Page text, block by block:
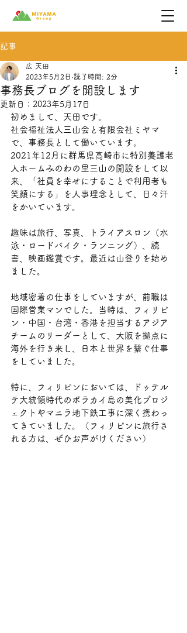
記事
事務長ブログを開設します
広 天田
2023年5月2日 読了時間: 2分
更新日： 2023年5月17日
初めまして、天田です。
社会福祉法人三山会と有限会社ミヤマ
で、事務長として働いています。
2021年12月に群馬県高崎市に特別養護老
人ホームみのわの里三山の開設をして以
来、「社員を幸せにすることで利用者も
笑顔にする」を人事理念として、日々汗
をかいています。
趣味は旅行、写真、トライアスロン（水
泳・ロードバイク・ランニング）、読
書、映画鑑賞です。最近は山登りを始め
ました。
地域密着の仕事をしていますが、前職は
国際営業マンでした。当時は、フィリピ
ン・中国・台湾・香港を担当するアジア
チームのリーダーとして、大阪を拠点に
海外を行き来し、日本と世界を繋ぐ仕事
をしていました。
特に、フィリピンにおいては、ドゥテル
テ大統領時代のボラカイ島の美化プロジ
ェクトやマニラ地下鉄工事に深く携わっ
てきていました。（フィリピンに旅行さ
れる方は、ぜひお声がけください）